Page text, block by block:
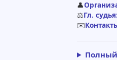
👤
⚖️Гл. судья:
✉️